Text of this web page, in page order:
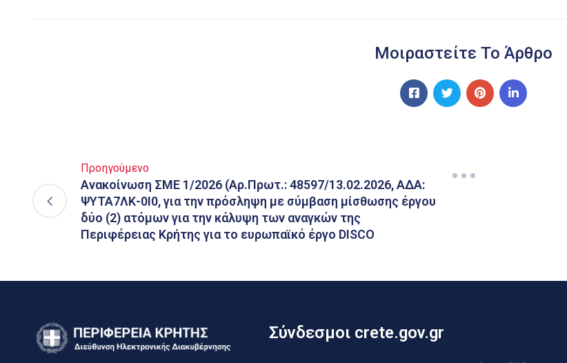
Μοιραστείτε Το Άρθρο
Προηγούμενο
Ανακοίνωση ΣΜΕ 1/2026 (Αρ.Πρωτ.: 48597/13.02.2026, ΑΔΑ:
ΨΥΤΑ7ΛΚ-0Ι0, για την πρόσληψη με σύμβαση μίσθωσης έργου
δύο (2) ατόμων για την κάλυψη των αναγκών της
Περιφέρειας Κρήτης για το ευρωπαϊκό έργο DISCO
Σύνδεσμοι crete.gov.gr